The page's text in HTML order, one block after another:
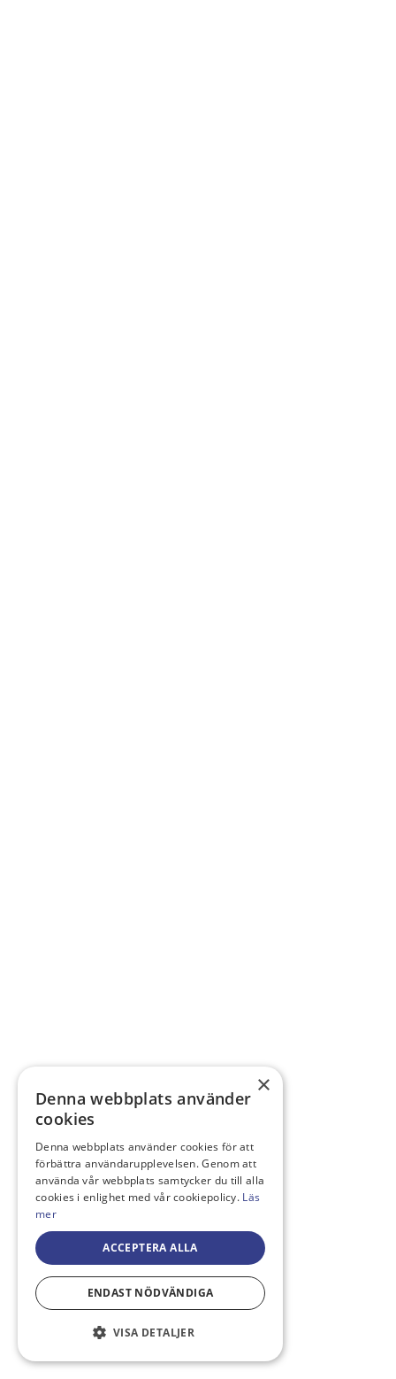
×
Denna webbplats använder
cookies
Denna webbplats använder cookies för att
förbättra användarupplevelsen. Genom att
använda vår webbplats samtycker du till alla
cookies i enlighet med vår cookiepolicy. Läs
mer
ACCEPTERA ALLA
ENDAST NÖDVÄNDIGA
VISA DETALJER